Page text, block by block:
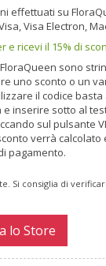
effettuati su
Visa Electron,
e ricevi il 15% di
sono
uno sconto o un
il codice
inserire sotto al
sul pulsante
verrà
pagamento.
Si consiglia di
lo Store